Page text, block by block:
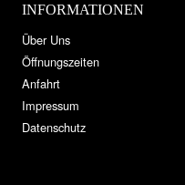
INFORMATIONEN
Über Uns
Öffnungszeiten
Anfahrt
Impressum
Datenschutz